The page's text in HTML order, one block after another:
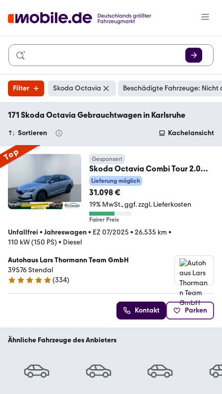
Filter Skoda Octavia Beschädigte Fahrzeuge: Nicht
171 Skoda Octavia Gebrauchtwagen in Karlsruhe
Sortieren Kachelansicht
Top Gesponsert
Skoda Octavia Combi Tour 2.0
TDI DSG Matrix-LED Navi
Lieferung möglich
31.098 €
19% MwSt. ggf. zzgl. Lieferkosten
Fairer Preis
Unfallfrei • Jahreswagen• EZ 07/2025 • 26.535 km •
110 kW (150 PS) • Diesel
Autohaus Lars Thormann Team GmbH
39576 Stendal
5 Sterne
(334)
Kontakt Parken
Ähnliche Fahrzeuge des Anbieters